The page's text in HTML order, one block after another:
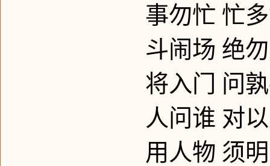
事勿忙 忙
斗闹场 绝
将入门
问
人问谁 对
用人物 须